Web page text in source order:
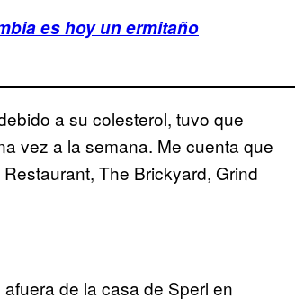
es hoy un ermitaño
a su colesterol, tuvo que
vez a la semana. Me cuenta que
The Brickyard, Grind
afuera de la casa de Sperl en